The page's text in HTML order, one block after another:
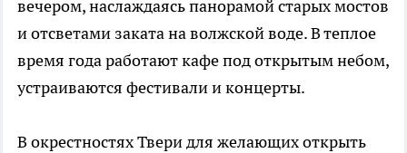
вечером, наслаждаясь панорамой старых мостов
и отсветами заката на волжской воде. В теплое
время года работают кафе под открытым небом,
устраиваются фестивали и концерты.
В окрестностях Твери для желающих открыть